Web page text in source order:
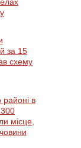
за 15
схему
районі в
місце,